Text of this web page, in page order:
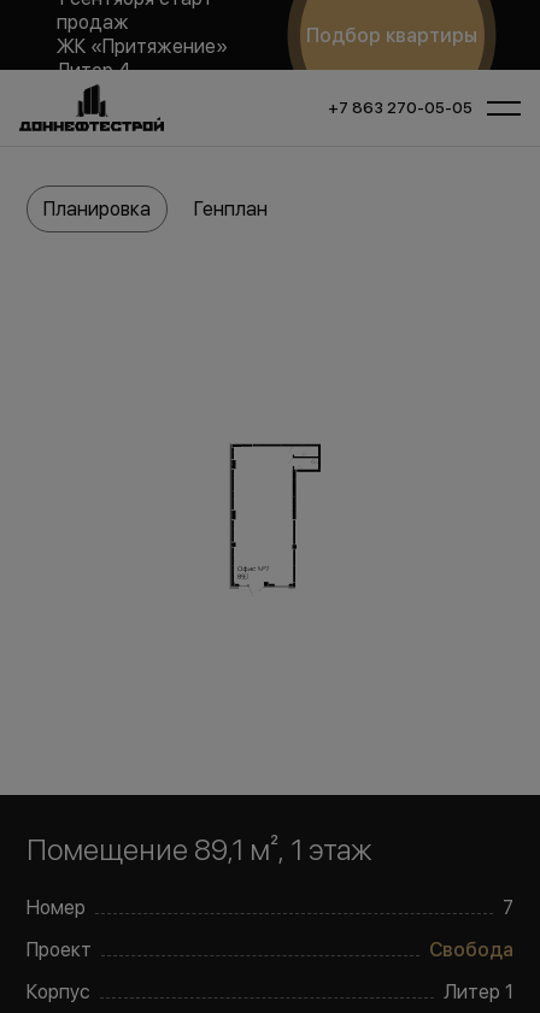
продаж
ЖК «Притяжение»
Литер 4
Подбор квартиры
+7 863 270-05-05
Помещение 89,1 м², 1 этаж
Номер
7
Проект
Свобода
Корпус
Литер 1
Планировка Генплан